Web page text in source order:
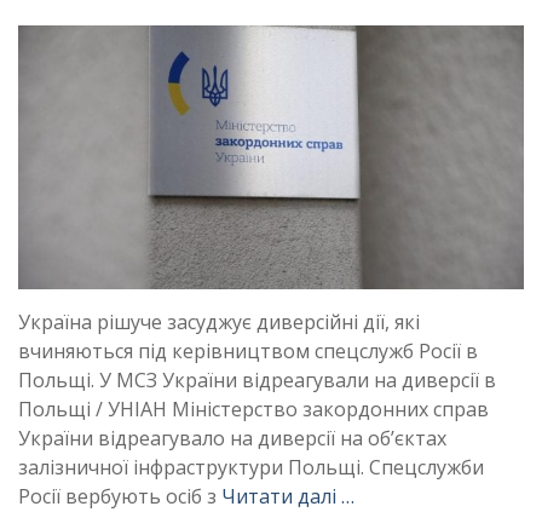
Україна рішуче засуджує диверсійні дії, які
вчиняються під керівництвом спецслужб Росії в
Польщі. У МСЗ України відреагували на диверсії в
Польщі / УНІАН Міністерство закордонних справ
України відреагувало на диверсії на об’єктах
залізничної інфраструктури Польщі. Спецслужби
Росії вербують осіб з Читати далі …